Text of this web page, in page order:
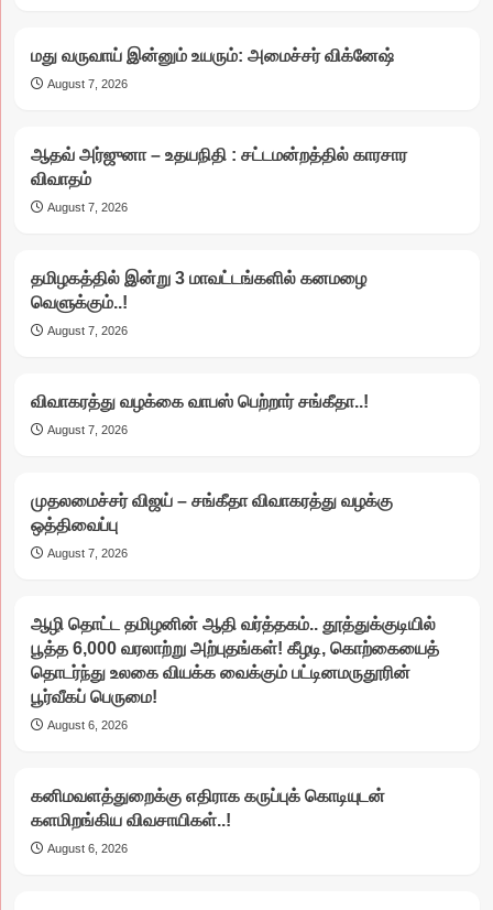
மது வருவாய் இன்னும் உயரும்: அமைச்சர் விக்னேஷ்
August 7, 2026
ஆதவ் அர்ஜுனா – உதயநிதி : சட்டமன்றத்தில் காரசார
விவாதம்
August 7, 2026
தமிழகத்தில் இன்று 3 மாவட்டங்களில் கனமழை
வெளுக்கும்..!
August 7, 2026
விவாகரத்து வழக்கை வாபஸ் பெற்றார் சங்கீதா..!
August 7, 2026
முதலமைச்சர் விஜய் – சங்கீதா விவாகரத்து வழக்கு
ஒத்திவைப்பு
August 7, 2026
ஆழி தொட்ட தமிழனின் ஆதி வர்த்தகம்.. தூத்துக்குடியில்
பூத்த 6,000 வரலாற்று அற்புதங்கள்! கீழடி, கொற்கையைத்
தொடர்ந்து உலகை வியக்க வைக்கும் பட்டினமருதூரின்
பூர்வீகப் பெருமை!
August 6, 2026
கனிமவளத்துறைக்கு எதிராக கருப்புக் கொடியுடன்
களமிறங்கிய விவசாயிகள்..!
August 6, 2026